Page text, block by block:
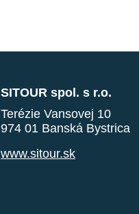
SITOUR spol. s r.o.
Terézie Vansovej 10
974 01 Banská Bystrica
www.sitour.sk